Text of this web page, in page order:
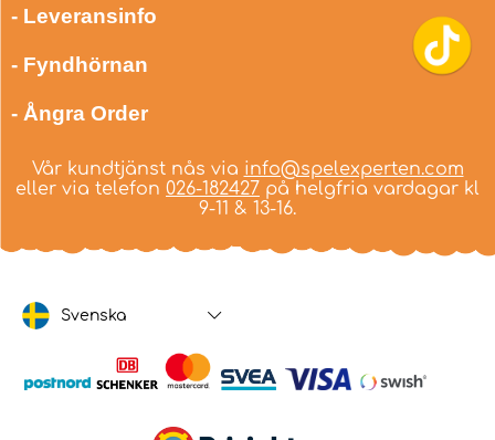
- Leveransinfo
- Fyndhörnan
- Ångra Order
Vår kundtjänst nås via info@spelexperten.com
eller via telefon 026-182427 på helgfria vardagar kl
9-11 & 13-16.
Svenska